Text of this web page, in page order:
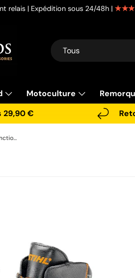
relais | Expédition sous 24/48h |
Recherche
Type de produit
Tous
Motoculture
29,90 €
Chaussures anti-coupures STIHL Function taille 41 réf 0088 532 0441